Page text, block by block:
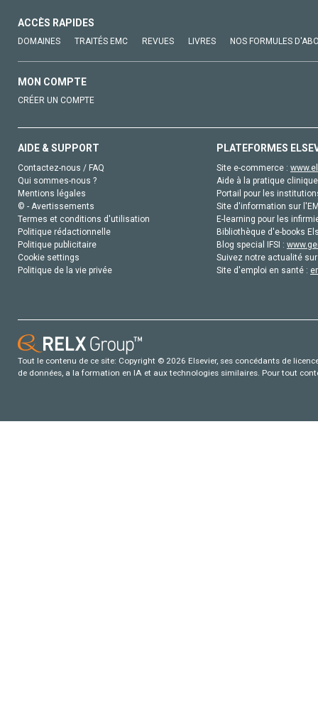
ACCÈS RAPIDES
DOMAINES TRAITÉS EMC REVUES LIVRES NOS FORMULES
MON COMPTE
CRÉER UN COMPTE
AIDE & SUPPORT
Contactez-nous / FAQ
Qui sommes-nous ?
Mentions légales
© - Avertissements
Termes et conditions d'utilisation
Politique rédactionnelle
Politique publicitaire
Cookie settings
Politique de la vie privée
PLATEFORMES
Site e-commerce :
Aide à la pratique
Portail pour les
Site d'information sur
E-learning pour les
Bibliothèque d'e-books
Blog special IFSI :
Suivez notre actualité
Site d'emploi en santé :
Tout le contenu de ce site: Copyright © 2026 Elsevier, ses concédants de
de données, a la formation en IA et aux technologies similaires. Pour tout